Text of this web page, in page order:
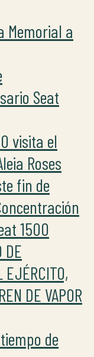
Memorial a
Seat
visita el
Roses
fin de
1500
DE
EJÉRCITO,
DE VAPOR
de